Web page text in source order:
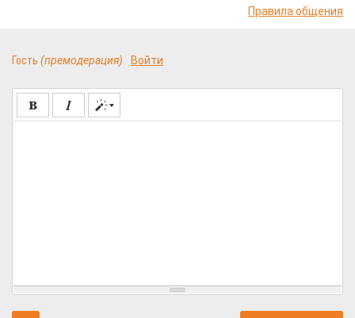
Правила общения
Гость (премодерация) Войти